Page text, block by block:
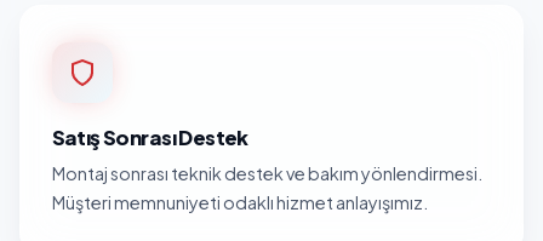
Satış Sonrası Destek
Montaj sonrası teknik destek ve bakım yönlendirmesi.
Müşteri memnuniyeti odaklı hizmet anlayışımız.